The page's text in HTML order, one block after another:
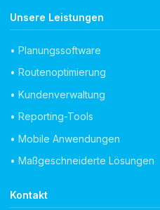
Unsere Leistungen
• Planungssoftware
• Routenoptimierung
• Kundenverwaltung
• Reporting-Tools
• Mobile Anwendungen
• Maßgeschneiderte Lösungen
Kontakt